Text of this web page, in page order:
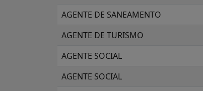
AGENTE DE SANEAMENTO
AGENTE DE TURISMO
AGENTE SOCIAL
AGENTE SOCIAL